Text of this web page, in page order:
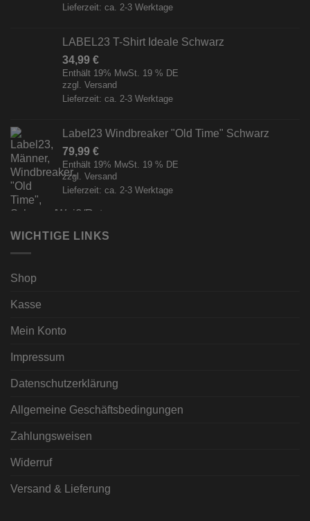
Lieferzeit: ca. 2-3 Werktage
LABEL23 T-Shirt Ideale Schwarz
34,99 €
Enthält 19% MwSt. 19 % DE
zzgl. Versand
Lieferzeit: ca. 2-3 Werktage
Label23 Windbreaker "Old Time" Schwarz
79,99 €
Enthält 19% MwSt. 19 % DE
zzgl. Versand
Lieferzeit: ca. 2-3 Werktage
WICHTIGE LINKS
Shop
Kasse
Mein Konto
Impressum
Datenschutzerklärung
Allgemeine Geschäftsbedingungen
Zahlungsweisen
Widerruf
Versand & Lieferung